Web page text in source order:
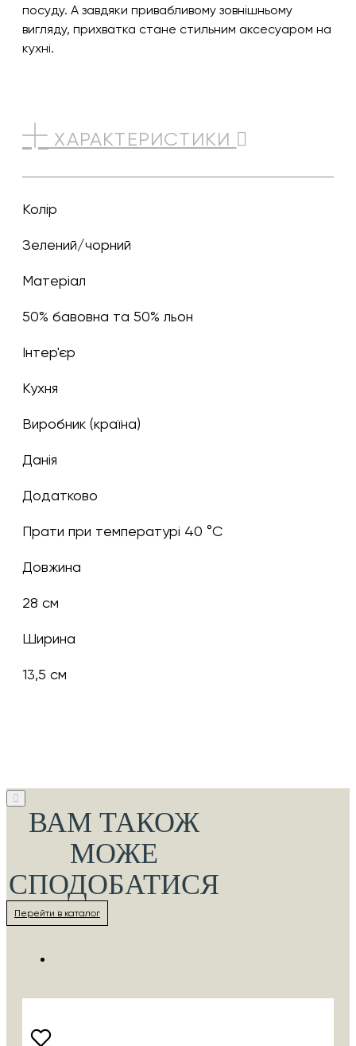
посуду. А завдяки привабливому зовнішньому
вигляду, прихватка стане стильним аксесуаром на
кухні.
ХАРАКТЕРИСТИКИ
Колір
зелений/чорний
Матеріал
50% бавовна та 50% льон
Інтер'єр
Кухня
Виробник (країна)
Данія
Додатково
Прати при температурі 40 °C
Довжина
28 см
Ширина
13,5 см
ВАМ ТАКОЖ
МОЖЕ
СПОДОБАТИСЯ
Перейти в каталог